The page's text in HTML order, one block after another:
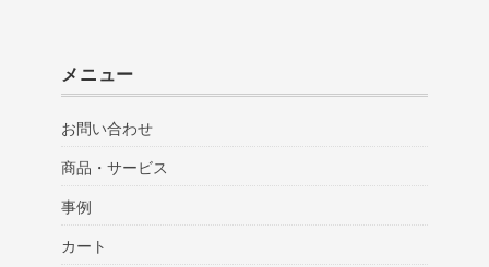
メニュー
お問い合わせ
商品・サービス
事例
カート